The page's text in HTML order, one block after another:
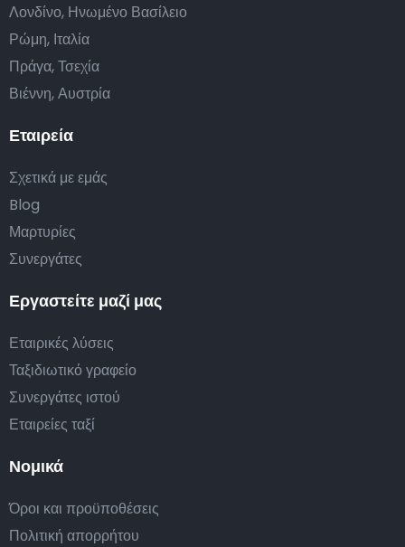
Εταιρεία
Σχετικά με εμάς
Blog
Μαρτυρίες
Συνεργάτες
Εργαστείτε μαζί μας
Εταιρικές λύσεις
Ταξιδιωτικό γραφείο
Συνεργάτες ιστού
Εταιρείες ταξί
Νομικά
Όροι και προϋποθέσεις
Πολιτική απορρήτου
Λονδίνο, Ηνωμένο Βασίλειο
Ρώμη, Ιταλία
Πράγα, Τσεχία
Βιέννη, Αυστρία